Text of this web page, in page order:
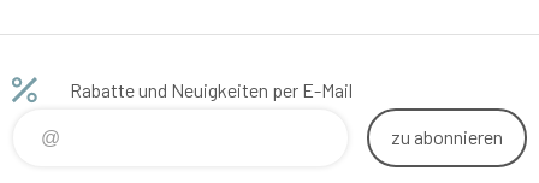
Rabatte und Neuigkeiten per E-Mail
zu abonnieren